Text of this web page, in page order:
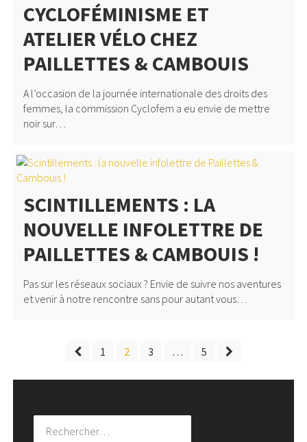
CYCLOFÉMINISME ET
ATELIER VÉLO CHEZ
PAILLETTES & CAMBOUIS
A l’occasion de la journée internationale des droits des
femmes, la commission Cyclofem a eu envie de mettre
noir sur…
SCINTILLEMENTS : LA
NOUVELLE INFOLETTRE DE
PAILLETTES & CAMBOUIS !
Pas sur les réseaux sociaux ? Envie de suivre nos aventures
et venir à notre rencontre sans pour autant vous…
PAGINATION
DES
1 2 3 … 5
Rechercher :